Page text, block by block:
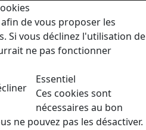
de vous proposer les
Si vous déclinez l'utilisation de
ne pas fonctionner
Essentiel
Ces cookies sont
nécessaires au bon
ne pouvez pas les désactiver.